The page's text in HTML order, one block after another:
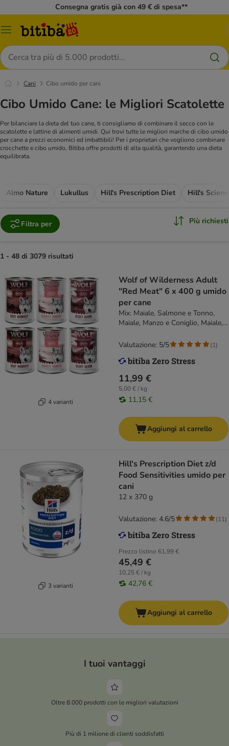
Consegna gratis già con 49 € di spesa**
Overview
Cerca
Cani Cibo umido per cani
Cibo Umido Cane: le Migliori Scatolette
Per bilanciare la dieta del tuo cane, ti consigliamo di combinare il secco con le
scatolette e lattine di alimenti umidi. Qui trovi tutte le migliori marche di cibo umido
per cane a prezzi economici ed imbattibili! Per i proprietari che vogliono combinare
crocchette e cibo umido, Bitiba offre prodotti di alta qualità, garantendo una dieta
equilibrata.
Almo Nature Lukullus Hill's Prescription Diet Hill's
Filtra per Più richiesti
1 - 48 di 3079 risultati
4 varianti
Wolf of Wilderness Adult
"Red Meat" 6 x 400 g umido
per cane
Mix: Maiale, Salmone e Tonno,
Maiale, Manzo e Coniglio, Maiale,
11,99 €
5,00 € / kg
11,15 €
Valutazione: 5/5 (1)
Aggiungi al carrello
3 varianti
Hill's Prescription Diet z/d
Food Sensitivities umido per
cani
12 x 370 g
Prezzo listino 61,99 €
45,49 €
10,25 € / kg
42,76 €
Valutazione: 4.6/5 (11)
Aggiungi al carrello
I tuoi vantaggi
Oltre 8.000 prodotti con le migliori valutazioni
Più di 1 milione di clienti soddisfatti